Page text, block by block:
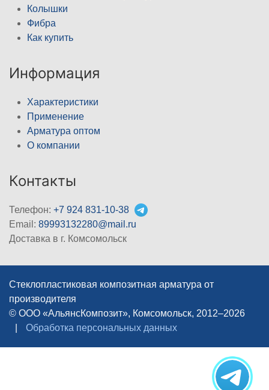
Колышки
Фибра
Как купить
Информация
Характеристики
Применение
Арматура оптом
О компании
Контакты
Телефон: +7 924 831-10-38
Email: 89993132280@mail.ru
Доставка в г. Комсомольск
Стеклопластиковая композитная арматура от
производителя
© ООО «АльянсКомпозит», Комсомольск, 2012–2026
Обработка персональных данных